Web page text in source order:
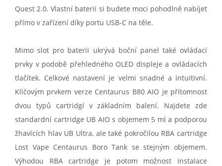
Quest 2.0. Vlastní baterii si budete moci pohodlně nabíjet
přímo v zařízení díky portu USB-C na těle.
Mimo slot pro baterii ukrývá boční panel také ovládací
prvky v podobě přehledného OLED displeje a ovládacích
tlačítek. Celkové nastavení je velmi snadné a intuitivní.
Klíčovým prvkem verze Centaurus B80 AIO je přítomnost
dvou typů cartridgí v základním balení. Najdete zde
standardní cartridge UB AIO s objemem 5 ml a podporou
žhavících hlav UB Ultra, ale také pokročilou RBA cartridge
Lost Vape Centaurus Boro Tank se stejným objemem.
Výhodou RBA cartridge je potom možnost instalace